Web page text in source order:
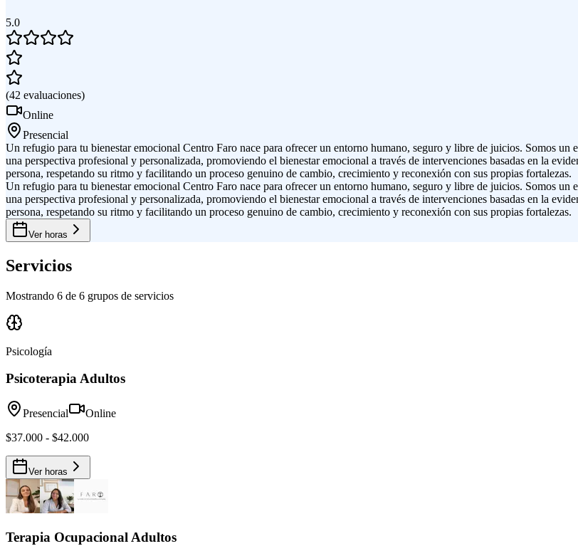
5.0
(42 evaluaciones)
Online
Presencial
Un refugio para tu bienestar emocional Centro Faro nace para ofrecer un entorno humano, seguro y libre de juicios. Somos
una perspectiva profesional y personalizada, promoviendo el bienestar emocional a través de intervenciones basadas en la
persona, respetando su ritmo y facilitando un proceso genuino de cambio, crecimiento y reconexión con sus propias fortalezas.
Un refugio para tu bienestar emocional Centro Faro nace para ofrecer un entorno humano, seguro y libre de juicios. Somos
una perspectiva profesional y personalizada, promoviendo el bienestar emocional a través de intervenciones basadas en la
persona, respetando su ritmo y facilitando un proceso genuino de cambio, crecimiento y reconexión con sus propias fortalezas.
Ver horas
Servicios
Mostrando 6 de 6 grupos de servicios
Psicología
Psicoterapia Adultos
Presencial
Online
$37.000 - $42.000
Ver horas
Terapia Ocupacional Adultos